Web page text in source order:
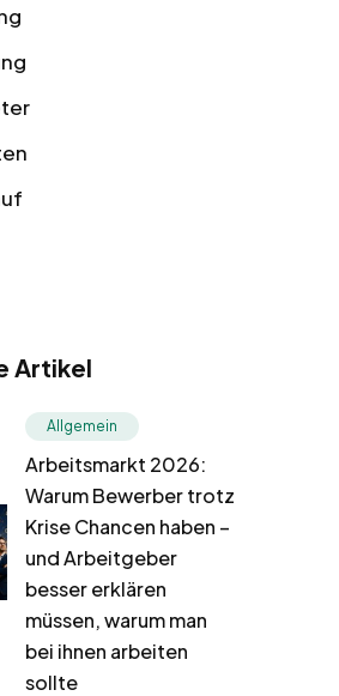
Artikel
Allgemein
Arbeitsmarkt 2026:
Warum Bewerber trotz
Krise Chancen haben –
und Arbeitgeber
besser erklären
müssen, warum man
bei ihnen arbeiten
sollte